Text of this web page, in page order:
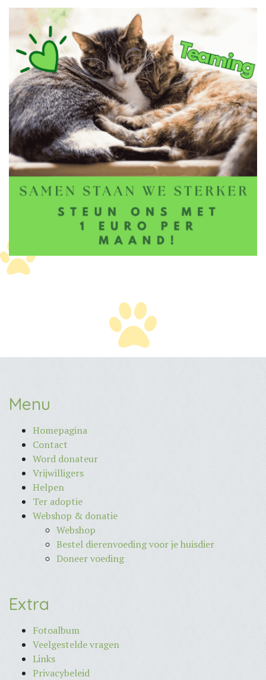
Menu
Homepagina
Contact
Word donateur
Vrijwilligers
Helpen
Ter adoptie
Webshop & donatie
Webshop
Bestel dierenvoeding voor je huisdier
Doneer voeding
Extra
Fotoalbum
Veelgestelde vragen
Links
Privacybeleid